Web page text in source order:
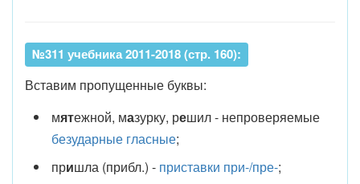
№311 учебника 2011-2018 (стр. 160):
Вставим пропущенные буквы:
мятежной, мазурку, решил - непроверяемые
безударные гласные;
пришла (прибл.) - приставки при-/пре-;